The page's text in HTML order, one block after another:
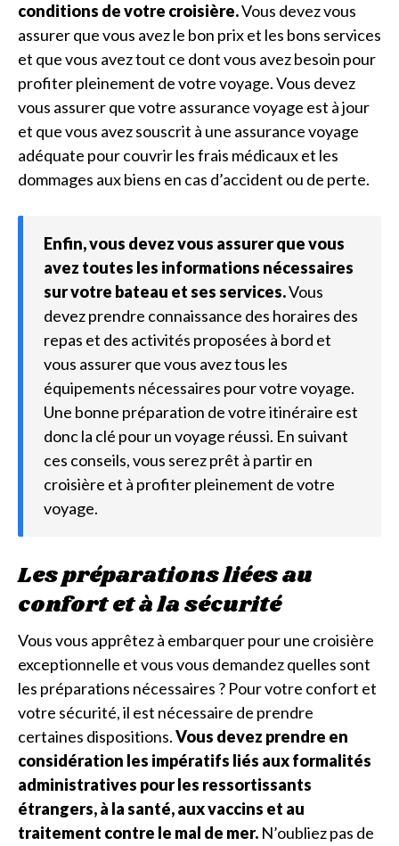
conditions de votre croisière.Vous devez vous
assurer que vous avez le bon prix et les bons services
et que vous avez tout ce dont vous avez besoin pour
profiter pleinement de votre voyage. Vous devez
vous assurer que votre assurance voyage est à jour
et que vous avez souscrit à une assurance voyage
adéquate pour couvrir les frais médicaux et les
dommages aux biens en cas d’accident ou de perte.
Enfin, vous devez vous assurer que vous
avez toutes les informations nécessaires
sur votre bateau et ses services.Vous
devez prendre connaissance des horaires des
repas et des activités proposées à bord et
vous assurer que vous avez tous les
équipements nécessaires pour votre voyage.
Une bonne préparation de votre itinéraire est
donc la clé pour un voyage réussi. En suivant
ces conseils, vous serez prêt à partir en
croisière et à profiter pleinement de votre
voyage.
Les préparations liées au
confort et à la sécurité
Vous vous apprêtez à embarquer pour une croisière
exceptionnelle et vous vous demandez quelles sont
les préparations nécessaires ? Pour votre confort et
votre sécurité, il est nécessaire de prendre
certaines dispositions.Vous devez prendre en
considération les impératifs liés aux formalités
administratives pour les ressortissants
étrangers, à la santé, aux vaccins et au
traitement contre le mal de mer. N’oubliez pas de